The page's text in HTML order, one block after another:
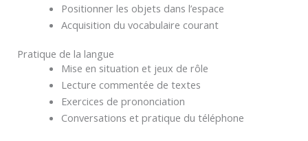
Positionner les objets dans l’espace
Acquisition du vocabulaire courant
Pratique de la langue
Mise en situation et jeux de rôle
Lecture commentée de textes
Exercices de prononciation
Conversations et pratique du téléphone